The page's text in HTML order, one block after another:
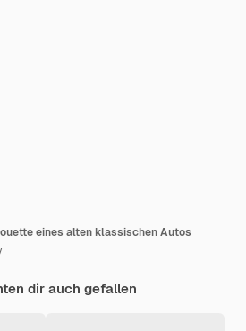
eines alten klassischen Autos
dir auch gefallen